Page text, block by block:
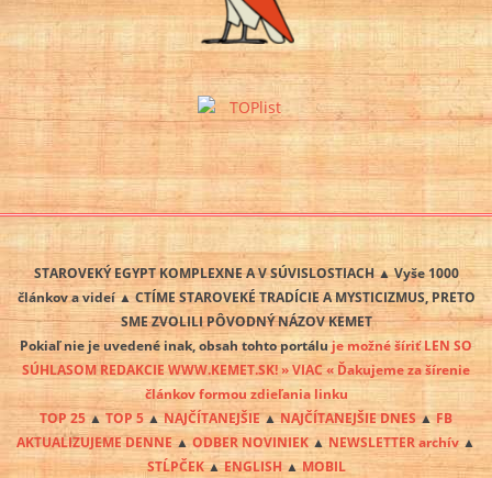
STAROVEKÝ EGYPT KOMPLEXNE A V SÚVISLOSTIACH ▲ Vyše 1000
článkov a videí ▲ CTÍME STAROVEKÉ TRADÍCIE A MYSTICIZMUS, PRETO
SME ZVOLILI PÔVODNÝ NÁZOV KEMET
Pokiaľ nie je uvedené inak, obsah tohto portálu je možné šíriť LEN SO
SÚHLASOM REDAKCIE WWW.KEMET.SK! » VIAC « Ďakujeme za šírenie
článkov formou zdieľania linku
TOP 25 ▲ TOP 5▲NAJČÍTANEJŠIE▲NAJČÍTANEJŠIE DNES ▲FB
AKTUALIZUJEME DENNE▲ODBER NOVINIEK▲ NEWSLETTER archív ▲
STĹPČEK▲ENGLISH▲MOBIL